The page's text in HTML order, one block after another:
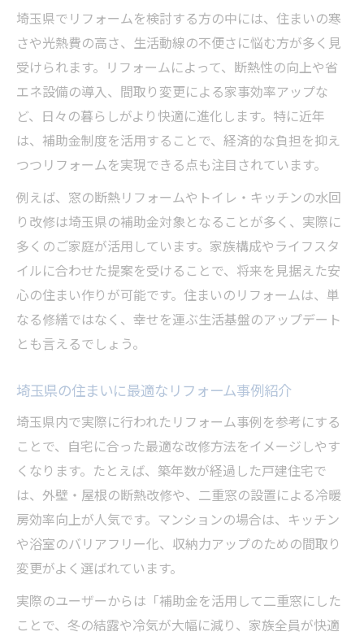
埼玉県で評判の良いリフォームの選び方
リフォームで家族みんなが快適に過ごすコ
ツ
リフォーム体験談から学ぶ幸せの秘訣
補助金活用で叶える理想のリフォーム体験
リフォーム補助金の申請手順と成功ポイン
ト
埼玉県のリフォーム補助金を賢く使うコツ
補助金対象となるリフォーム内容を詳しく
解説
リフォーム実例でわかる補助金の活用法
リフォーム補助金と自己負担軽減のポイン
ト
リフォームで実現する二重窓の快適効果
埼玉県窓リフォーム補助金の最新情報と活
用法
二重窓リフォームで光熱費を賢く節約する
方法
リフォーム業者選びと二重窓の設置ポイン
ト
二重窓リフォーム補助金利用の注意事項
自己負担を抑えて安心できる家づくり方法
リフォーム補助金を活用した賢い家づくり
埼玉県でリフォームを検討する方の中には、住まいの寒
さや光熱費の高さ、生活動線の不便さに悩む方が多く見
受けられます。リフォームによって、断熱性の向上や省
エネ設備の導入、間取り変更による家事効率アップな
ど、日々の暮らしがより快適に進化します。特に近年
は、補助金制度を活用することで、経済的な負担を抑え
つつリフォームを実現できる点も注目されています。
例えば、窓の断熱リフォームやトイレ・キッチンの水回
り改修は埼玉県の補助金対象となることが多く、実際に
多くのご家庭が活用しています。家族構成やライフスタ
イルに合わせた提案を受けることで、将来を見据えた安
心の住まい作りが可能です。住まいのリフォームは、単
なる修繕ではなく、幸せを運ぶ生活基盤のアップデート
とも言えるでしょう。
埼玉県の住まいに最適なリフォーム事例紹介
埼玉県内で実際に行われたリフォーム事例を参考にする
ことで、自宅に合った最適な改修方法をイメージしやす
くなります。たとえば、築年数が経過した戸建住宅で
は、外壁・屋根の断熱改修や、二重窓の設置による冷暖
房効率向上が人気です。マンションの場合は、キッチン
や浴室のバリアフリー化、収納力アップのための間取り
変更がよく選ばれています。
実際のユーザーからは「補助金を活用して二重窓にした
ことで、冬の結露や冷気が大幅に減り、家族全員が快適